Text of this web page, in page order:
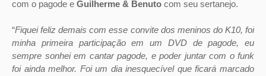
com o pagode e Guilherme & Benuto com seu sertanejo.
“Fiquei feliz demais com esse convite dos meninos do K10, foi
minha primeira participação em um DVD de pagode, eu
sempre sonhei em cantar pagode, e poder juntar com o funk
foi ainda melhor. Foi um dia inesquecível que ficará marcado